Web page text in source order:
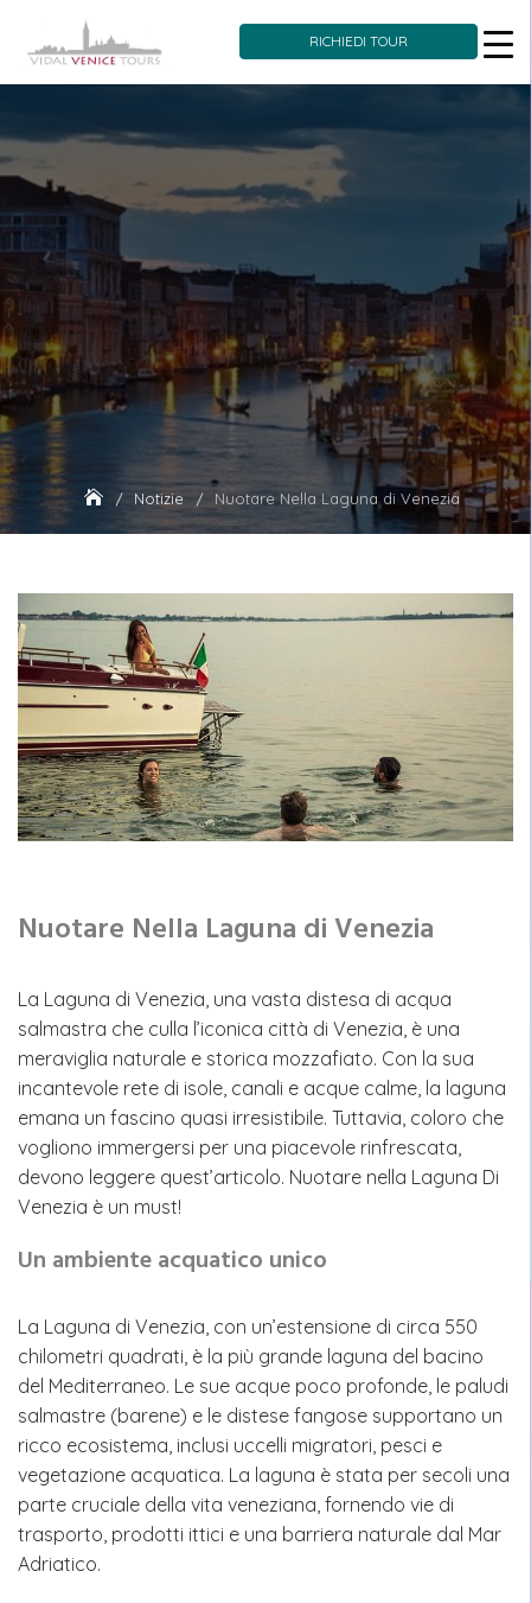
Skip
content
RICHIEDI TOUR
Notizie Nuotare Nella Laguna di Venezia
Nuotare Nella Laguna di Venezia
La Laguna di Venezia, una vasta distesa di acqua
salmastra che culla l’iconica città di Venezia, è una
meraviglia naturale e storica mozzafiato. Con la sua
incantevole rete di isole, canali e acque calme, la laguna
emana un fascino quasi irresistibile. Tuttavia, coloro che
vogliono immergersi per una piacevole rinfrescata,
devono leggere quest’articolo. Nuotare nella Laguna Di
Venezia è un must!
Un ambiente acquatico unico
La Laguna di Venezia, con un’estensione di circa 550
chilometri quadrati, è la più grande laguna del bacino
del Mediterraneo. Le sue acque poco profonde, le paludi
salmastre (barene) e le distese fangose ​​supportano un
ricco ecosistema, inclusi uccelli migratori, pesci e
vegetazione acquatica. La laguna è stata per secoli una
parte cruciale della vita veneziana, fornendo vie di
trasporto, prodotti ittici e una barriera naturale dal Mar
Adriatico.